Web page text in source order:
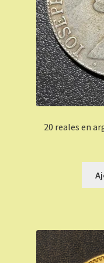
20 reales en